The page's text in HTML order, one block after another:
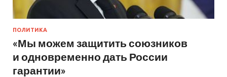
ПОЛИТИКА
«Мы можем защитить союзников
и одновременно дать России
гарантии»